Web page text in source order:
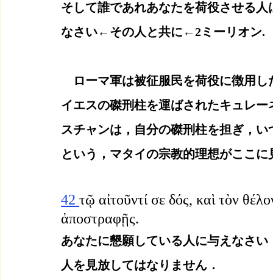
そして誰であれあなたを荷役させる
なさい←その人と共に←2ミーリオン.
ローマ軍は被征服民を荷役に徴用し
イエスの磔刑柱を運ばされたキュレ
スチャンは，自分の磔刑柱を担ぎ，
という，マタイの宗教的理想がここ
42 τῷ αἰτοῦντί σε δός, καὶ τὸν
ἀποστραφῇς.
あなたに懇願している人に与えなさ
人を見放してはなりません．